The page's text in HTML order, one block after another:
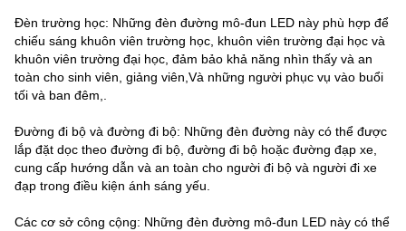
Đèn trường học: Những đèn đường mô-đun LED này phù hợp để
chiếu sáng khuôn viên trường học, khuôn viên trường đại học và
khuôn viên trường đại học, đảm bảo khả năng nhìn thấy và an
toàn cho sinh viên, giảng viên,Và những người phục vụ vào buổi
tối và ban đêm,.
Đường đi bộ và đường đi bộ: Những đèn đường này có thể được
lắp đặt dọc theo đường đi bộ, đường đi bộ hoặc đường đạp xe,
cung cấp hướng dẫn và an toàn cho người đi bộ và người đi xe
đạp trong điều kiện ánh sáng yếu.
Các cơ sở công cộng: Những đèn đường mô-đun LED này có thể